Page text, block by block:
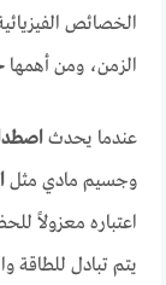
الخصائص
الزمن، ومن أهمها
عندما يحدث
وجسيم مادي مثل
اعتباره معزولاً
يتم تبادل للطاقة